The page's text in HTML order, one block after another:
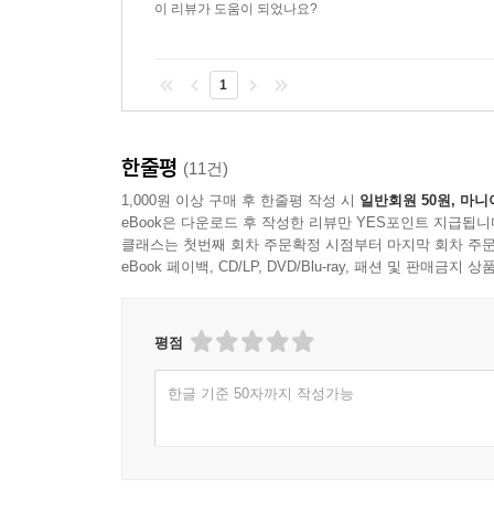
이 리뷰가 도움이 되었나요?
1
한줄평 (11건)
1,000원 이상 구매 후 한줄평 작성 시 일반회원 50원, 마니
eBook은 다운로드 후 작성한 리뷰만 YES포인트 지급됩니
클래스는 첫번째 회차 주문확정 시점부터 마지막 회차 주
eBook 페이백, CD/LP, DVD/Blu-ray, 패션 및 판매금지 상
평점
한글 기준 50자까지 작성가능